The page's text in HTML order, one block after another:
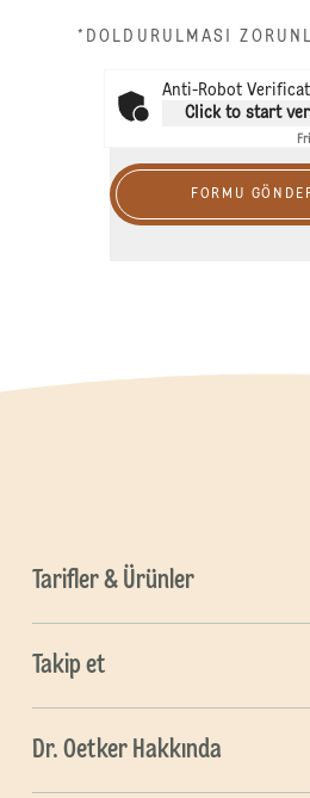
*DOLDURULMASI
Anti-Robot
Click to start
FORMU
Tarifler & Ürünler
Takip et
Dr. Oetker Hakkında